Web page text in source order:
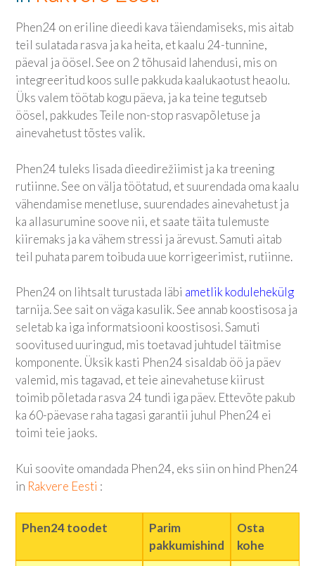
Phen24 on eriline dieedi kava täiendamiseks, mis aitab
teil sulatada rasva ja ka heita, et kaalu 24-tunnine,
päeval ja öösel. See on 2 tõhusaid lahendusi, mis on
integreeritud koos sulle pakkuda kaalukaotust heaolu.
Üks valem töötab kogu päeva, ja ka teine ​​tegutseb
öösel, pakkudes Teile non-stop rasvapõletuse ja
ainevahetust tõstes valik.
Phen24 tuleks lisada dieedirežiimist ja ka treening
rutiinne. See on välja töötatud, et suurendada oma kaalu
vähendamise menetluse, suurendades ainevahetust ja
ka allasurumine soove nii, et saate täita tulemuste
kiiremaks ja ka vähem stressi ja ärevust. Samuti aitab
teil puhata parem toibuda uue korrigeerimist, rutiinne.
Phen24 on lihtsalt turustada läbi ametlik kodulehekülg
tarnija. See sait on väga kasulik. See annab koostisosa ja
seletab ka iga informatsiooni koostisosi. Samuti
soovitused uuringud, mis toetavad juhtudel täitmise
komponente. Üksik kasti Phen24 sisaldab öö ja päev
valemid, mis tagavad, et teie ainevahetuse kiirust
toimib põletada rasva 24 tundi iga päev. Ettevõte pakub
ka 60-päevase raha tagasi garantii juhul Phen24 ei
toimi teie jaoks.
Kui soovite omandada Phen24, eks siin on hind Phen24
in Rakvere Eesti :
Phen24 toodet
Parim
pakkumishind
Osta
kohe